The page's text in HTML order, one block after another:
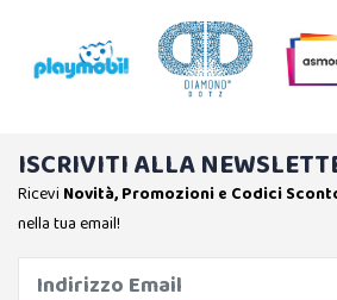
ISCRIVITI ALLA
Ricevi Novità, Promozioni e Codici
nella tua email!